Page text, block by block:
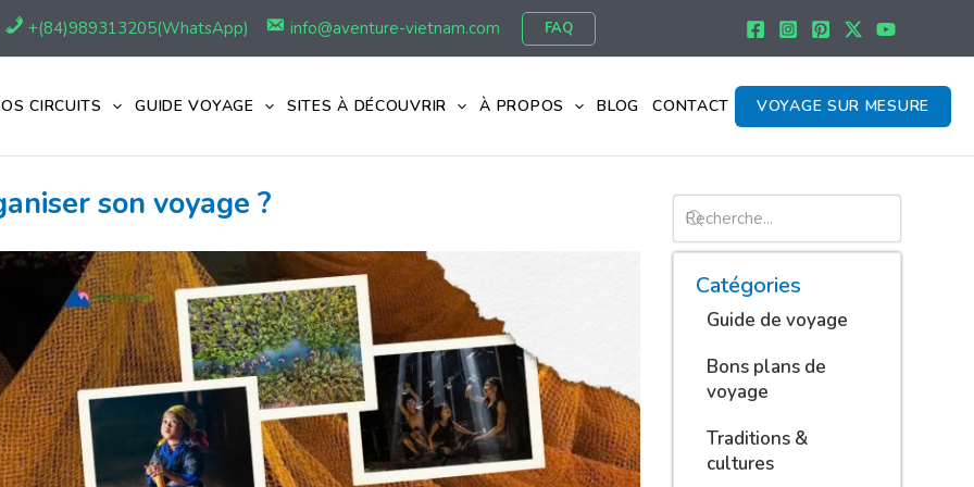
+(84)989313205(WhatsApp) info@aventure-vietnam.com FAQ
CIRCUITS GUIDE VOYAGE SITES À DÉCOUVRIR À PROPOS BLOG CONTACT VOYAGE SUR MESURE
son voyage ?
Catégories
Guide de voyage
Bons plans de
voyage
Traditions &
cultures